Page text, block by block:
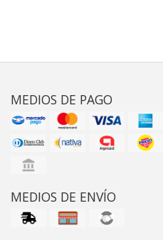
MEDIOS DE PAGO
MEDIOS DE ENVÍO